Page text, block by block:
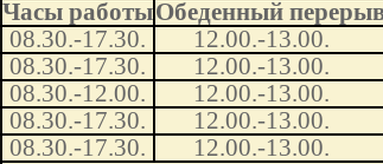
Часы работыОбеденный
08.30.-17.30. 12.00.-13.00.
08.30.-17.30. 12.00.-13.00.
08.30.-12.00. 12.00.-13.00.
08.30.-17.30.
12.00.-13.00.
08.30.-17.30. 12.00.-13.00.